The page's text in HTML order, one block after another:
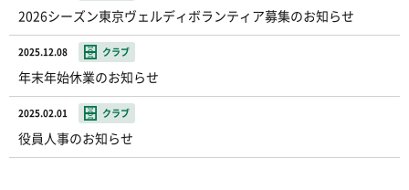
2026シーズン東京ヴェルディボランティア募集のお知らせ
2025.12.08 クラブ
年末年始休業のお知らせ
2025.02.01 クラブ
役員人事のお知らせ